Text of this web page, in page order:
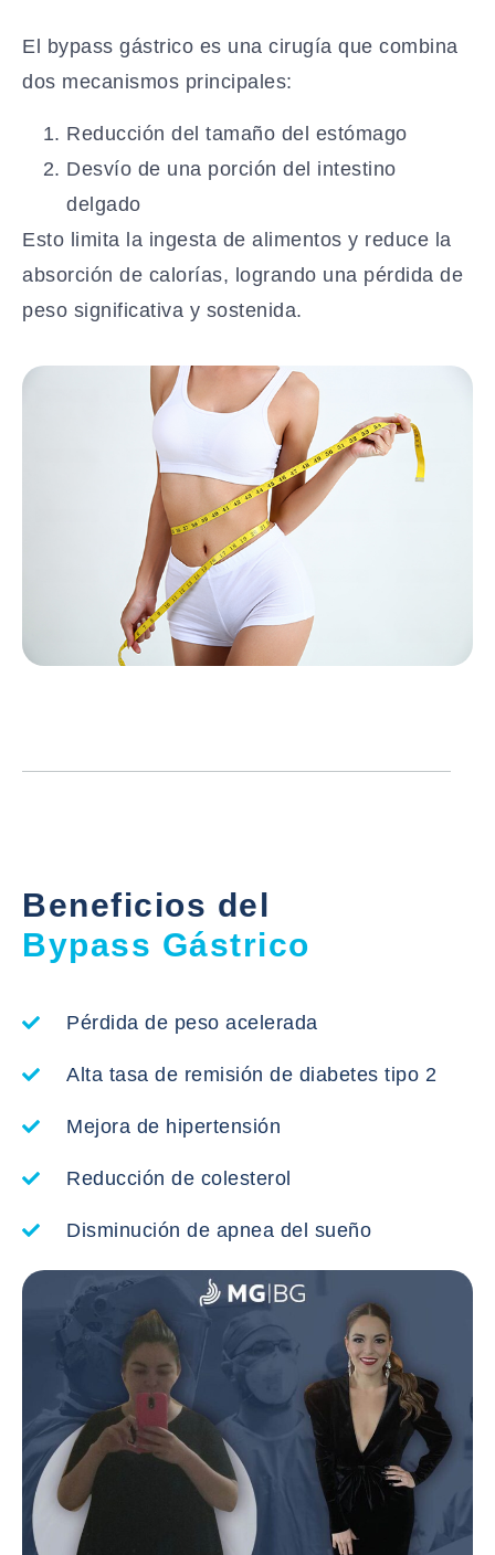
El bypass gástrico es una cirugía que combina
dos mecanismos principales:
Reducción del tamaño del estómago
Desvío de una porción del intestino
delgado
Esto limita la ingesta de alimentos y reduce la
absorción de calorías, logrando una pérdida de
peso significativa y sostenida.
Beneficios del
Bypass Gástrico
Pérdida de peso acelerada
Alta tasa de remisión de diabetes tipo 2
Mejora de hipertensión
Reducción de colesterol
Disminución de apnea del sueño